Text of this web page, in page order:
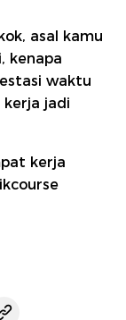
asal kamu
kenapa
waktu
kerja jadi
kerja